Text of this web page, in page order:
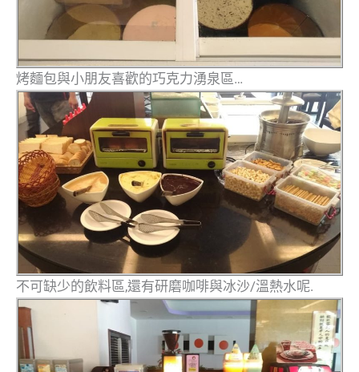
烤麵包與小朋友喜歡的巧克力湧泉區…
不可缺少的飲料區,還有研磨咖啡與冰沙/溫熱水呢.